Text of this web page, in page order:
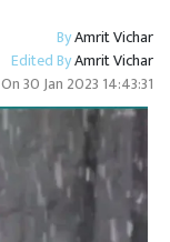
ByAmrit Vichar
Edited ByAmrit Vichar
On30 Jan 2023 14:43:31